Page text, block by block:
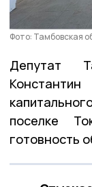
Фото: Тамбовская
Депутат
поселке
готовность